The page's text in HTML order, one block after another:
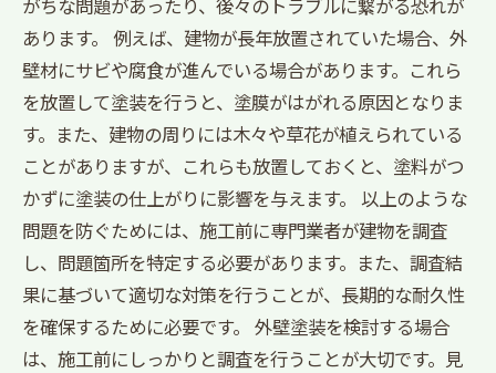
がちな問題があったり、後々のトラブルに繋がる恐れが
あります。 例えば、建物が長年放置されていた場合、外
壁材にサビや腐食が進んでいる場合があります。これら
を放置して塗装を行うと、塗膜がはがれる原因となりま
す。また、建物の周りには木々や草花が植えられている
ことがありますが、これらも放置しておくと、塗料がつ
かずに塗装の仕上がりに影響を与えます。 以上のような
問題を防ぐためには、施工前に専門業者が建物を調査
し、問題箇所を特定する必要があります。また、調査結
果に基づいて適切な対策を行うことが、長期的な耐久性
を確保するために必要です。 外壁塗装を検討する場合
は、施工前にしっかりと調査を行うことが大切です。見